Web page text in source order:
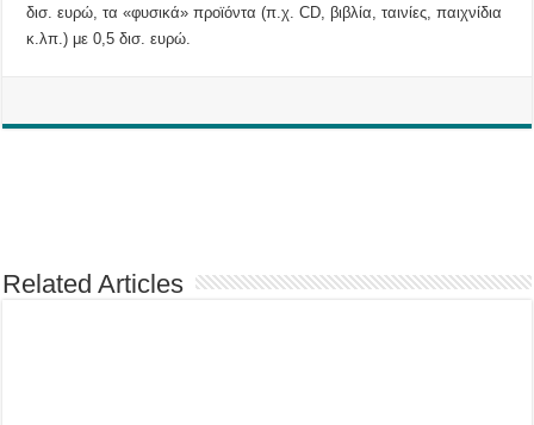
δισ. ευρώ, τα «φυσικά» προϊόντα (π.χ. CD, βιβλία, ταινίες, παιχνίδια
κ.λπ.) με 0,5 δισ. ευρώ.
Related Articles